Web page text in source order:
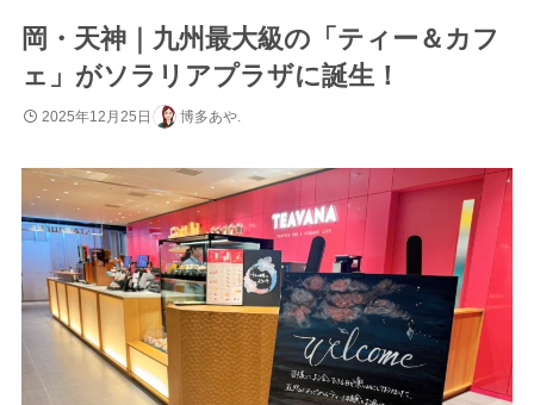
岡・天神｜九州最大級の「ティー＆カフ
ェ」がソラリアプラザに誕生！
2025年12月25日 博多あや.